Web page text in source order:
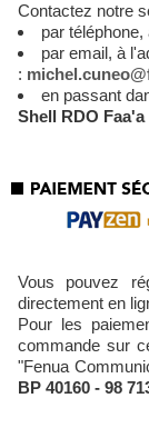
Contactez notre
par téléphone,
par email, à
:
en passant
Shell RDO Faa'a
Vous pouvez
directement en
Pour les
commande sur
"Fenua
BP 40160 - 98